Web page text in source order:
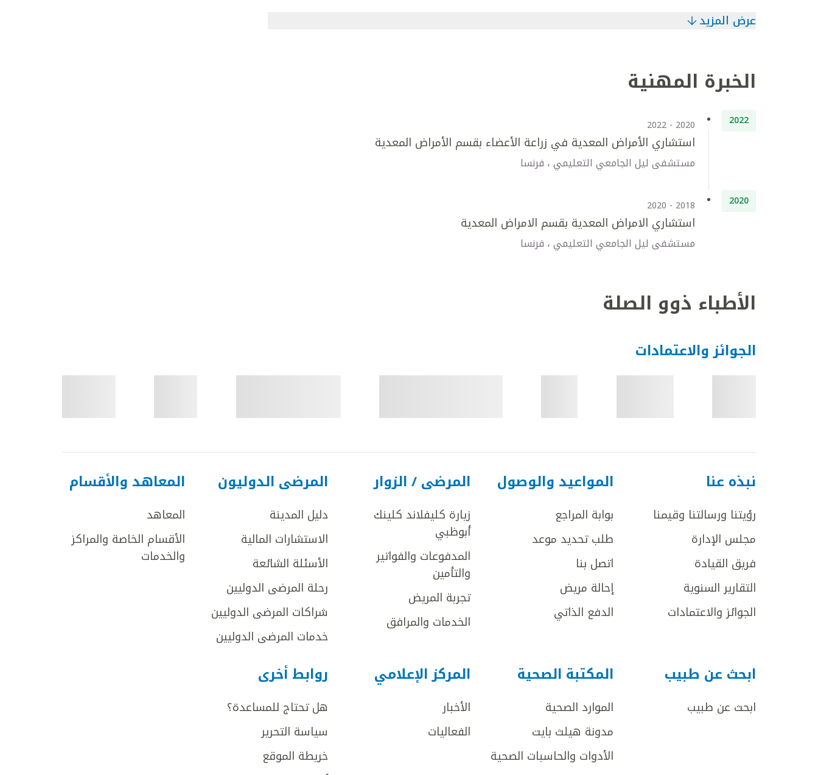
عرض المزيد
الخبرة المهنية
2022
2020 - 2022
استشاري الأمراض المعدية في زراعة الأعضاء بقسم الأمراض المعدية
مستشفى ليل الجامعي التعليمي ، فرنسا
2020
2018 - 2020
استشاري الامراض المعدية بقسم الامراض المعدية
مستشفى ليل الجامعي التعليمي ، فرنسا
الأطباء ذوو الصلة
الجوائز والاعتمادات
نبذه عنا
رؤيتنا ورسالتنا وقيمنا
مجلس الإدارة
فريق القيادة
التقارير السنوية
الجوائز والاعتمادات
المواعيد والوصول
بوابة المراجع
طلب تحديد موعد
اتصل بنا
إحالة مريض
الدفع الذاتي
المرضى / الزوار
زيارة كليفلاند كلينك
أبوظبي
المدفوعات والفواتير
والتأمين
تجربة المريض
الخدمات والمرافق
المرضى الدوليون
دليل المدينة
الاستشارات المالية
الأسئلة الشائعة
رحلة المرضى الدوليين
شراكات المرضى الدوليين
خدمات المرضى الدوليين
المعاهد والأقسام
المعاهد
الأقسام الخاصة والمراكز
والخدمات
ابحث عن طبيب
ابحث عن طبيب
المكتبة الصحية
الموارد الصحية
مدونة هيلث بايت
الأدوات والحاسبات الصحية
المركز الإعلامي
الأخبار
الفعاليات
روابط أخرى
هل تحتاج للمساعدة؟
سياسة التحرير
خريطة الموقع